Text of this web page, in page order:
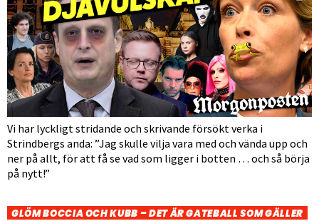
Vi har lyckligt stridande och skrivande försökt verka i
Strindbergs anda: ”Jag skulle vilja vara med och vända upp och
ner på allt, för att få se vad som ligger i botten … och så börja
på nytt!”
GLÖM BOCCIA OCH KUBB – DET ÄR GATEBALL SOM GÄLLER